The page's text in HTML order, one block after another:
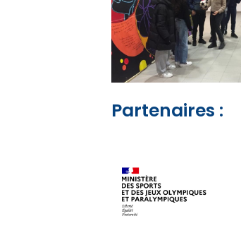
Partenaires :